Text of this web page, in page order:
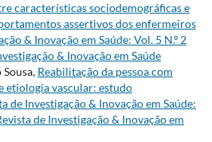
características sociodemográficas e
assertivos dos enfermeiros
& Inovação em Saúde: Vol. 5 N.º 2
& Inovação em Saúde
Sousa, Reabilitação da pessoa com
etiologia vascular: estudo
de Investigação & Inovação em Saúde:
de Investigação & Inovação em